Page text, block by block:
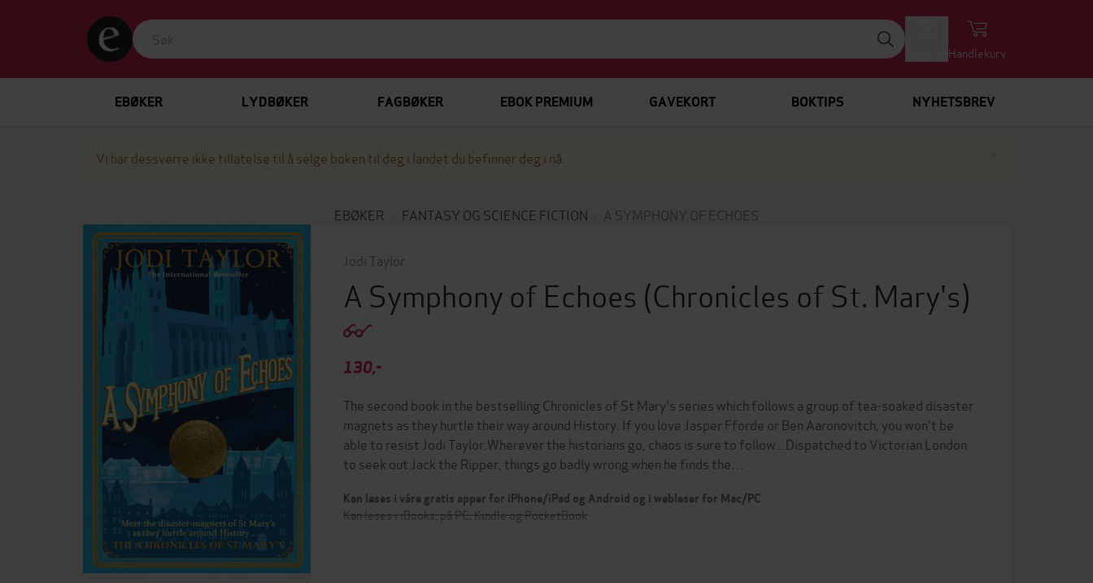
Handlekurv
EBØKER LYDBØKER FAGBØKER EBOK PREMIUM GAVEKORT BOKTIPS NYHETSBREV
Vi har dessverre ikke tillatelse til å selge boken til deg i landet du befinner deg i nå.
EBØKER FANTASY OG SCIENCE FICTION A SYMPHONY OF ECHOES
Jodi Taylor
A Symphony of Echoes (Chronicles of St. Mary's)
130,-
The second book in the bestselling Chronicles of St Mary's series which follows a group of tea-soaked disaster
magnets as they hurtle their way around History. If you love Jasper Fforde or Ben Aaronovitch, you won't be
able to resist Jodi Taylor.Wherever the historians go, chaos is sure to follow...Dispatched to Victorian London
to seek out Jack the Ripper, things go badly wrong when he finds the…
Kan leses i våre gratis apper for iPhone/iPad og Android og i webleser for Mac/PC
Kan leses i iBooks, på PC, Kindle og PocketBook